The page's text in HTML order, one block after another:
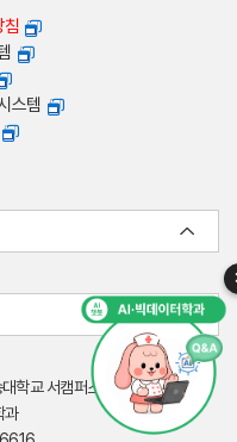
침
스템
교 서캠퍼스 엔디컷빌딩(W19)
과